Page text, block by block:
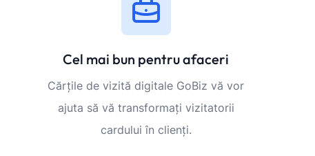
Cel mai bun pentru afaceri
Cărțile de vizită digitale GoBiz vă vor
ajuta să vă transformați vizitatorii
cardului în clienți.